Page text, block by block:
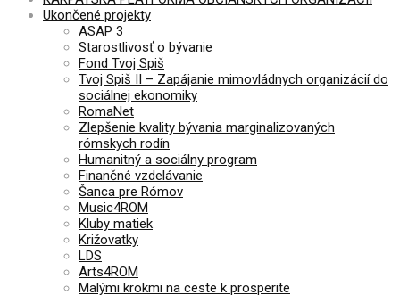
Ukončené projekty
ASAP 3
Starostlivosť o bývanie
Fond Tvoj Spiš
Tvoj Spiš II – Zapájanie mimovládnych organizácií do
sociálnej ekonomiky
RomaNet
Zlepšenie kvality bývania marginalizovaných
rómskych rodín
Humanitný a sociálny program
Finančné vzdelávanie
Šanca pre Rómov
Music4ROM
Kluby matiek
Križovatky
LDS
Arts4ROM
Malými krokmi na ceste k prosperite